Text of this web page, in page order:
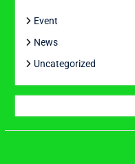
Event
News
Uncategorized